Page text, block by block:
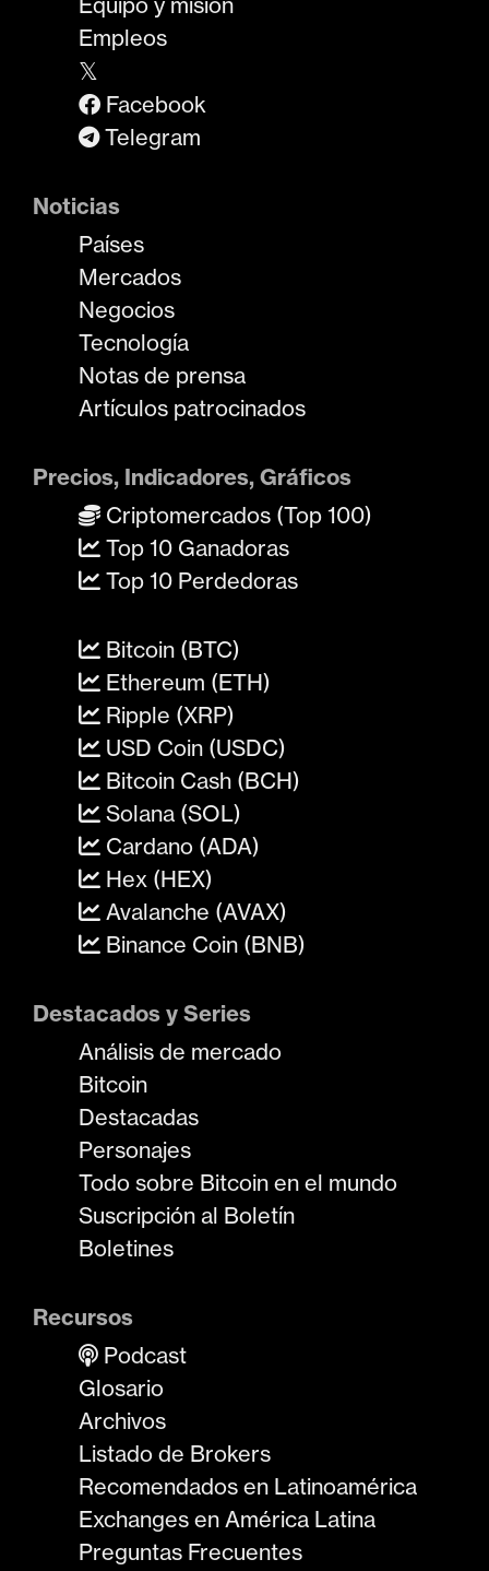
Empleos
𝕏
Facebook
Telegram
Noticias
Países
Mercados
Negocios
Tecnología
Notas de prensa
Artículos patrocinados
Precios, Indicadores, Gráficos
Criptomercados (Top 100)
Top 10 Ganadoras
Top 10 Perdedoras
Bitcoin (BTC)
Ethereum (ETH)
Ripple (XRP)
USD Coin (USDC)
Bitcoin Cash (BCH)
Solana (SOL)
Cardano (ADA)
Hex (HEX)
Avalanche (AVAX)
Binance Coin (BNB)
Destacados y Series
Análisis de mercado
Bitcoin
Destacadas
Personajes
Todo sobre Bitcoin en el mundo
Suscripción al Boletín
Boletines
Recursos
Podcast
Glosario
Archivos
Listado de Brokers
Recomendados en Latinoamérica
Exchanges en América Latina
Preguntas Frecuentes